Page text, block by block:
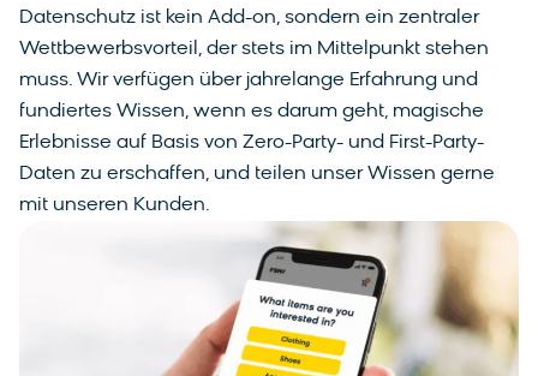
Datenschutz ist kein Add-on, sondern ein zentraler
Wettbewerbsvorteil, der stets im Mittelpunkt stehen
muss. Wir verfügen über jahrelange Erfahrung und
fundiertes Wissen, wenn es darum geht, magische
Erlebnisse auf Basis von Zero-Party- und First-Party-
Daten zu erschaffen, und teilen unser Wissen gerne
mit unseren Kunden.